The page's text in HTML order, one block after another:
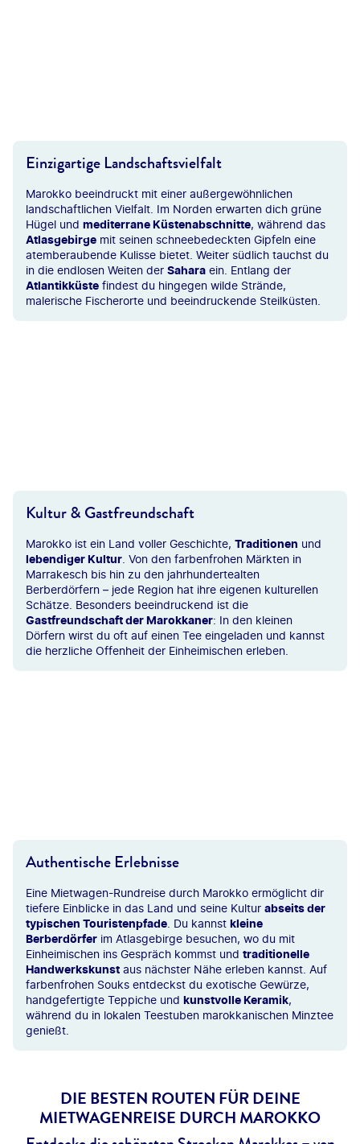
Einzigartige Landschaftsvielfalt
Marokko beeindruckt mit einer außergewöhnlichen
landschaftlichen Vielfalt. Im Norden erwarten dich grüne
Hügel und mediterrane Küstenabschnitte, während das
Atlasgebirge mit seinen schneebedeckten Gipfeln eine
atemberaubende Kulisse bietet. Weiter südlich tauchst du
in die endlosen Weiten der Sahara ein. Entlang der
Atlantikküste findest du hingegen wilde Strände,
malerische Fischerorte und beeindruckende Steilküsten.
Kultur & Gastfreundschaft
Marokko ist ein Land voller Geschichte, Traditionen und
lebendiger Kultur . Von den farbenfrohen Märkten in
Marrakesch bis hin zu den jahrhundertealten
Berberdörfern – jede Region hat ihre eigenen kulturellen
Schätze. Besonders beeindruckend ist die
Gastfreundschaft der Marokkaner: In den kleinen
Dörfern wirst du oft auf einen Tee eingeladen und kannst
die herzliche Offenheit der Einheimischen erleben.
Authentische Erlebnisse
Eine Mietwagen-Rundreise durch Marokko ermöglicht dir
tiefere Einblicke in das Land und seine Kultur abseits der
typischen Touristenpfade . Du kannst kleine
Berberdörfer im Atlasgebirge besuchen, wo du mit
Einheimischen ins Gespräch kommst und traditionelle
Handwerkskunst aus nächster Nähe erleben kannst. Auf
farbenfrohen Souks entdeckst du exotische Gewürze,
handgefertigte Teppiche und kunstvolle Keramik,
während du in lokalen Teestuben marokkanischen Minztee
genießt.
DIE BESTEN ROUTEN FÜR DEINE
MIETWAGENREISE DURCH MAROKKO